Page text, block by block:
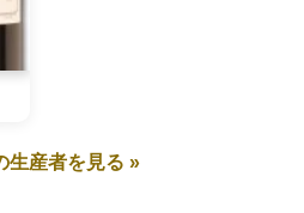
生産者を見る »